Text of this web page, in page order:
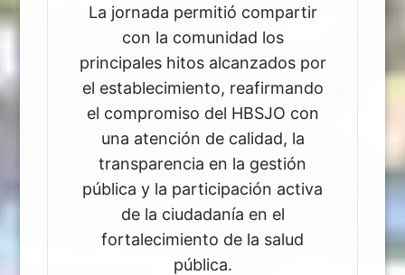
La jornada permitió compartir
con la comunidad los
principales hitos alcanzados por
el establecimiento, reafirmando
el compromiso del HBSJO con
una atención de calidad, la
transparencia en la gestión
pública y la participación activa
de la ciudadanía en el
fortalecimiento de la salud
pública.